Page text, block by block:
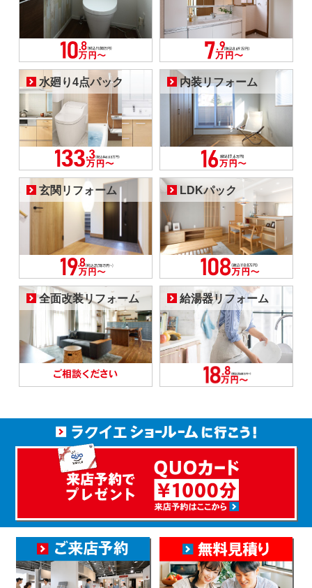
水廻り4点パック 内装リフォーム
玄関リフォーム LDKパック
全面改装リフォーム 給湯器リフォーム